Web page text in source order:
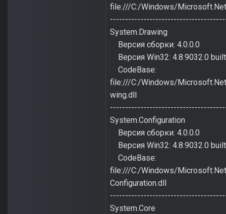
file:///C:/Windows/
System.Drawing
Версия сборки: 4.0.0.0
Версия Win32: 4.8.9032.0
CodeBase:
file:///C:/Windows/
wing.dll
System.Configuration
Версия сборки: 4.0.0.0
Версия Win32: 4.8.9032.0
CodeBase:
file:///C:/Windows/
Configuration.dll
System.Core